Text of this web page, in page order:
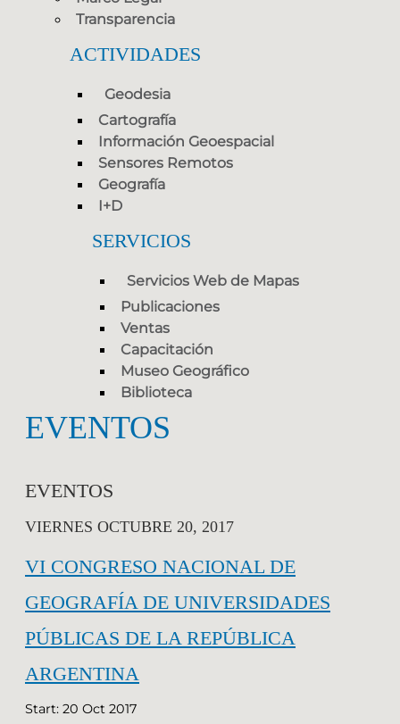
Transparencia
ACTIVIDADES
Geodesia
Cartografía
Información Geoespacial
Sensores Remotos
Geografía
I+D
SERVICIOS
Servicios Web de Mapas
Publicaciones
Ventas
Capacitación
Museo Geográfico
Biblioteca
EVENTOS
EVENTOS
VIERNES OCTUBRE 20, 2017
VI CONGRESO NACIONAL DE
GEOGRAFÍA DE UNIVERSIDADES
PÚBLICAS DE LA REPÚBLICA
ARGENTINA
Start: 20 Oct 2017